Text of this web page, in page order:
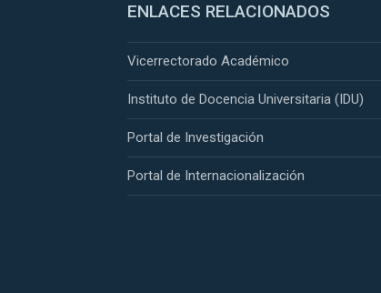
ENLACES RELACIONADOS
Vicerrectorado Académico
Instituto de Docencia Universitaria (IDU)
Portal de Investigación
Portal de Internacionalización